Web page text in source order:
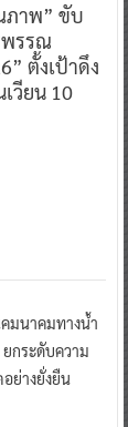
ภาพ” ขับ
พรรณ
ตั้งเป้าดึง
วียน 10
มนาคมทางน้ำ
กระดับความ
ย่างยั่งยืน